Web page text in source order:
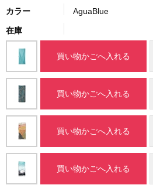
カラー AguaBlue
在庫
買い物かごへ入れる
買い物かごへ入れる
買い物かごへ入れる
買い物かごへ入れる